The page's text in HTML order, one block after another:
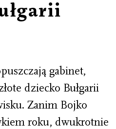
gabinet,
dziecko Bułgarii
Zanim Bojko
roku, dwukrotnie